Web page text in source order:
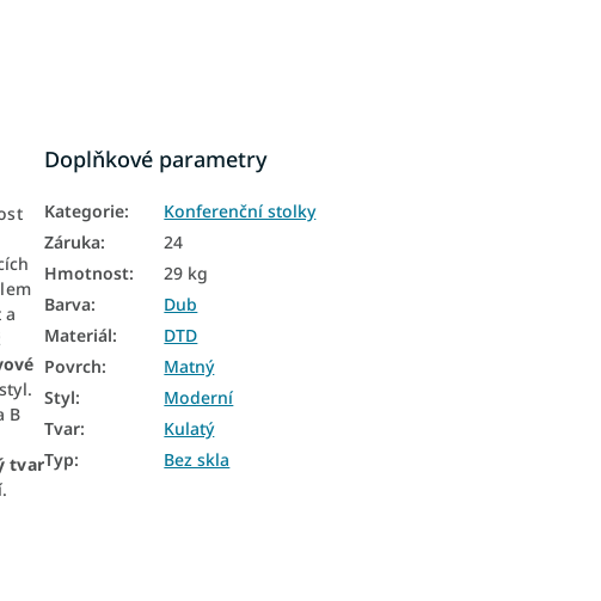
a
B
tvar
Doplňkové parametry
Kategorie:
Konferenční stolky
Záruka:
24
Hmotnost:
29 kg
Barva:
Dub
Materiál:
DTD
Povrch:
Matný
Styl:
Moderní
Tvar:
Kulatý
Typ: Bez skla